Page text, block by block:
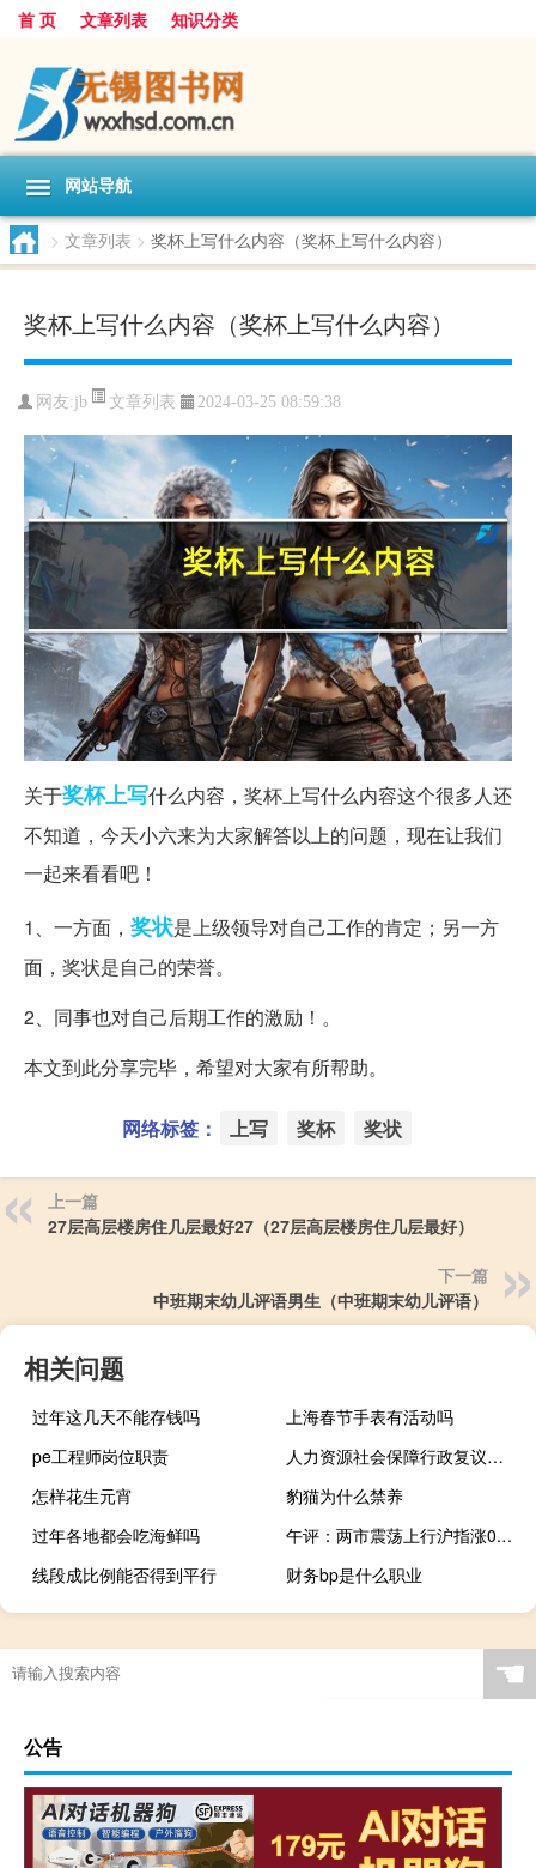
首 页 文章列表 知识分类
网站导航
> 文章列表 > 奖杯上写什么内容（奖杯上写什么内容）
奖杯上写什么内容（奖杯上写什么内容）
网友:jb 文章列表 2024-03-25 08:59:38
关于奖杯上写什么内容，奖杯上写什么内容这个很多人还
不知道，今天小六来为大家解答以上的问题，现在让我们
一起来看看吧！
1、一方面， 奖状是上级领导对自己工作的肯定；另一方
面，奖状是自己的荣誉。
2、同事也对自己后期工作的激励！。
本文到此分享完毕，希望对大家有所帮助。
网络标签： 上写 奖杯 奖状
上一篇
27层高层楼房住几层最好27（27层高层楼房住几层最好）
下一篇
中班期末幼儿评语男生（中班期末幼儿评语）
相关问题
过年这几天不能存钱吗
上海春节手表有活动吗
pe工程师岗位职责
人力资源社会保障行政复议办法
怎样花生元宵
豹猫为什么禁养
过年各地都会吃海鲜吗
午评：两市震荡上行沪指涨0.48% 医药板块表现强势
线段成比例能否得到平行
财务bp是什么职业
☚
公告